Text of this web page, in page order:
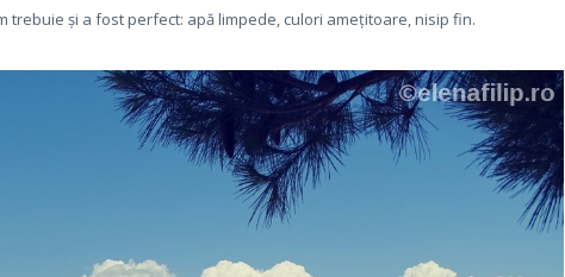
trebuie și a fost perfect: apă limpede, culori amețitoare, nisip fin.